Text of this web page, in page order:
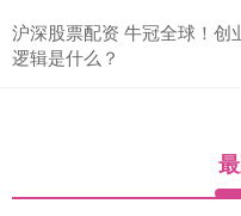
沪深股票配资 牛冠全球！创
逻辑是什么？